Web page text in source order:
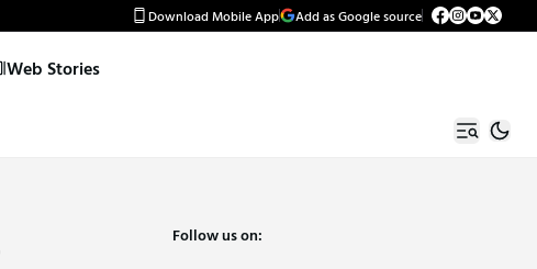
Download Mobile App Add as Google source
Web Stories
Follow us on: